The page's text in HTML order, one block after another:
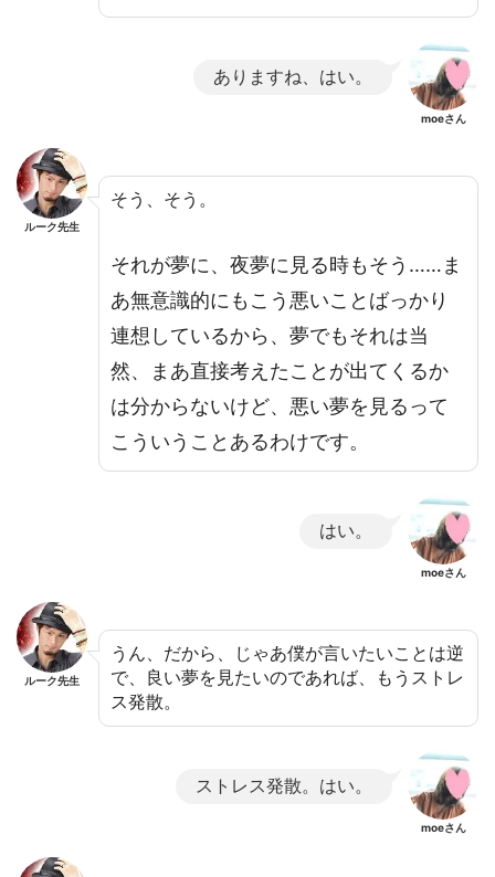
ありますね、はい。
moeさん
ルーク先生
そう、そう。
それが夢に、夜夢に見る時もそう……ま
あ無意識的にもこう悪いことばっかり
連想しているから、夢でもそれは当
然、まあ直接考えたことが出てくるか
は分からないけど、悪い夢を見るって
こういうことあるわけです。
はい。
moeさん
ルーク先生
うん、だから、じゃあ僕が言いたいことは逆
で、良い夢を見たいのであれば、もうストレ
ス発散。
ストレス発散。はい。
moeさん